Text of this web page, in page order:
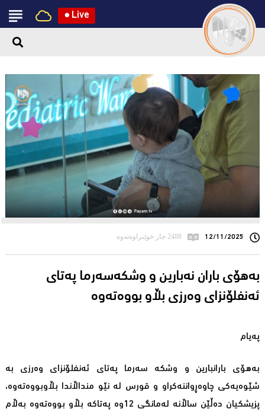
● Live
12/11/2025 2488 جار خوێنراوەتەوە
بەهۆی باران نەبارین و وشكەسەرما پەتای
ئەنفلۆنزای وەرزی بڵاو بووەتەوە
پەیام
بەهۆی بارانبارین و وشكە سەرما پەتای ئەنفلۆنزای وەرزی بە
شێوەیەكی چاوەڕواننەكراو و قورس لە نێو منداڵاندا بڵاوبووەتەوە،
پزیشكیان دەڵێن ساڵانە لەمانگی 12وە پەتاكە بڵاو بووەتەوە بەڵام